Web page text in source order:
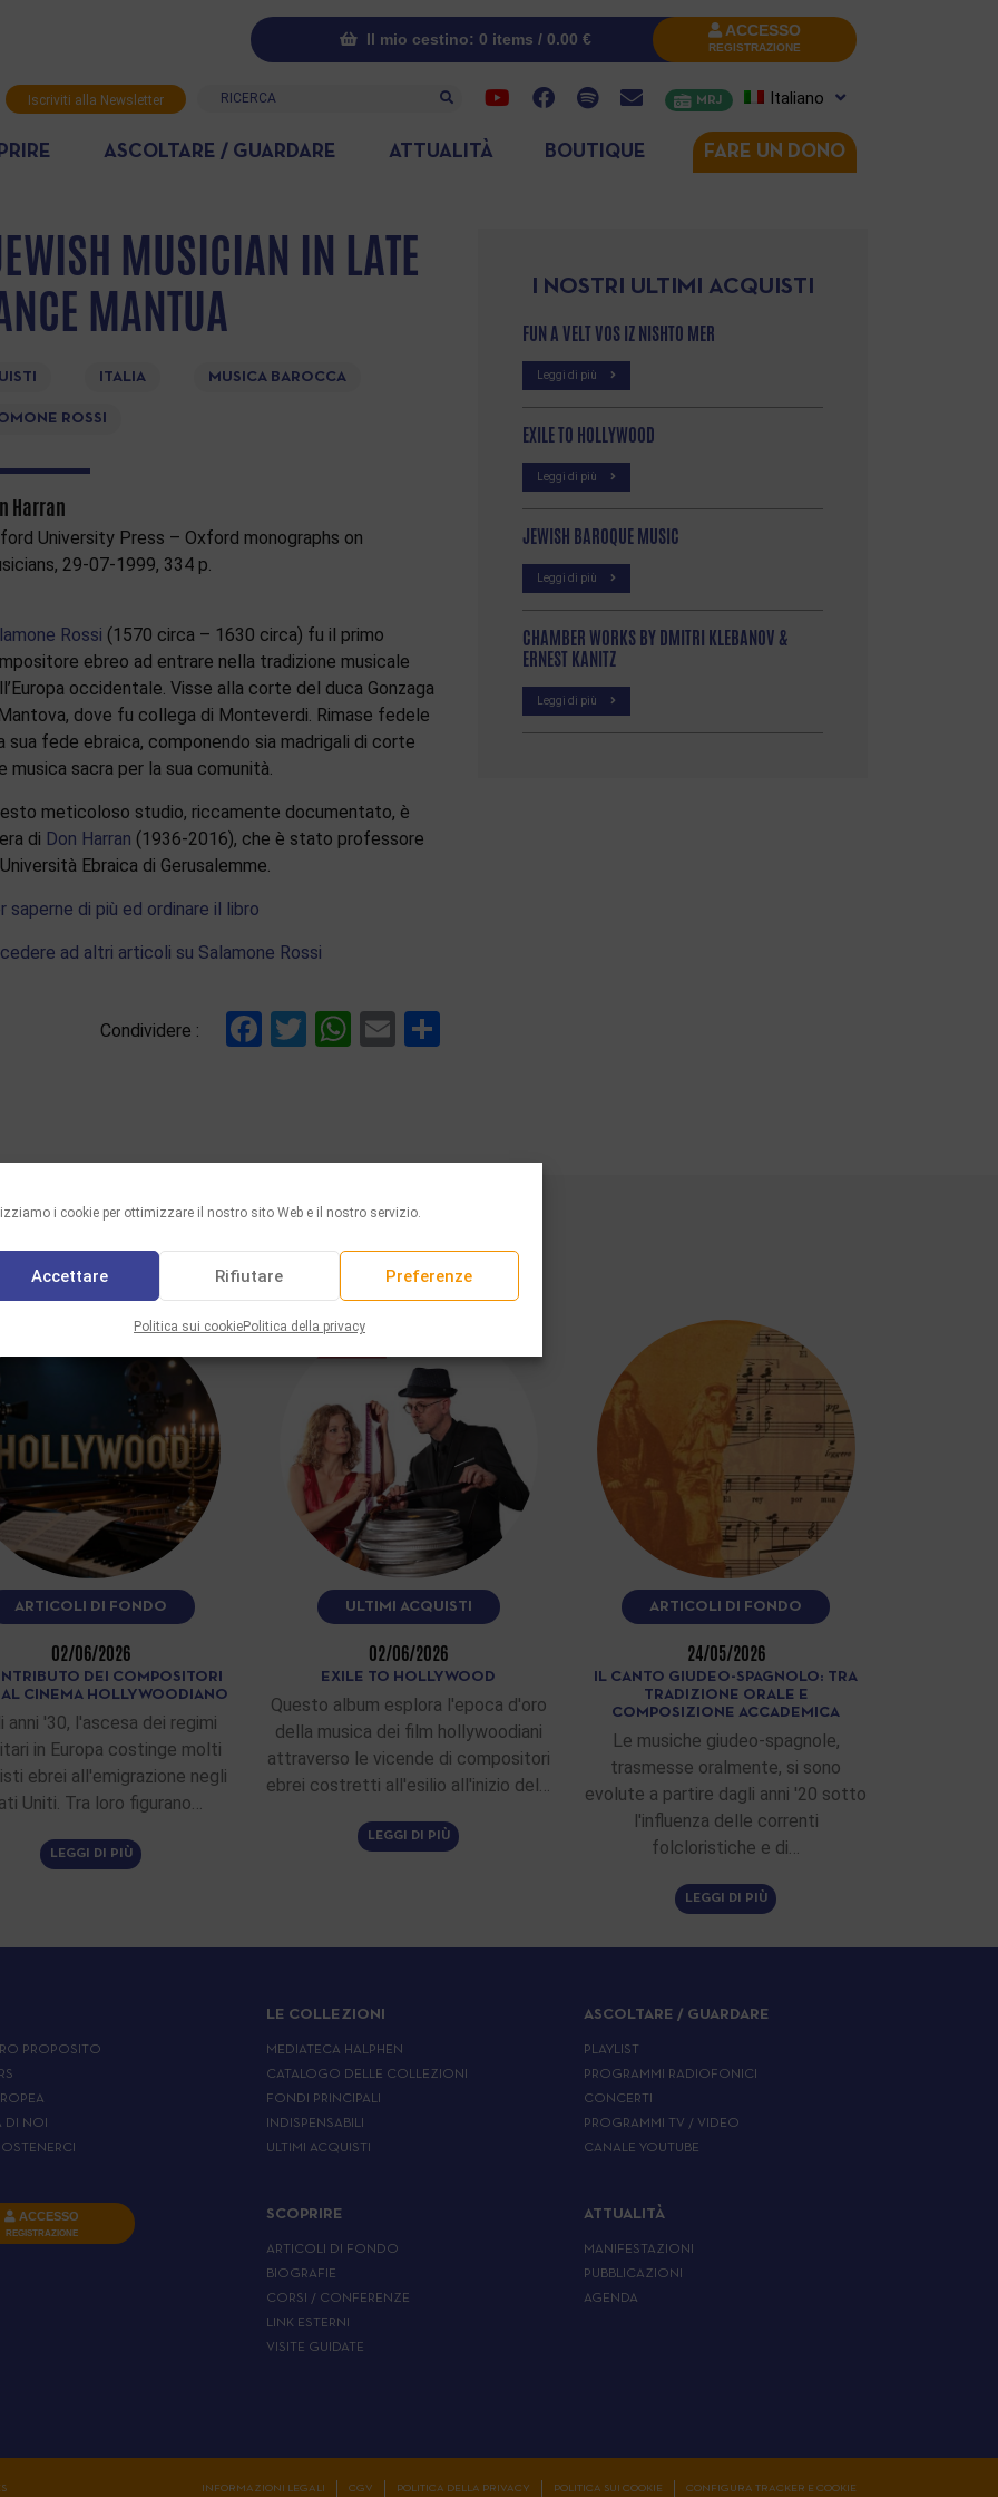
i cookie per ottimizzare il nostro sito Web e il nostro servizio.
Accettare Rifiutare Preferenze
Politica sui cookiePolitica della privacy
Il mio cestino: 0 items / 0.00 € ACCESSO
REGISTRAZIONE
Iscriviti alla Newsletter Ricerca MRJ Italiano
ASCOLTARE / GUARDARE ATTUALITÀ BOUTIQUE FARE UN DONO
MUSICIAN IN LATE
MANTUA
ITALIA MUSICA BAROCCA
ROSSI
Harran
University Press – Oxford monographs on
29-07-1999, 334 p.
Rossi (1570 circa – 1630 circa) fu il primo
ebreo ad entrare nella tradizione musicale
occidentale. Visse alla corte del duca Gonzaga
dove fu collega di Monteverdi. Rimase fedele
sua fede ebraica, componendo sia madrigali di corte
musica sacra per la sua comunità.
meticoloso studio, riccamente documentato, è
di Don Harran (1936-2016), che è stato professore
Ebraica di Gerusalemme.
saperne di più ed ordinare il libro
ad altri articoli su Salamone Rossi
Condividere : Facebook
Twitter
WhatsApp
Email
I NOSTRI ULTIMI ACQUISTI
FUN A VELT VOS IZ NISHTO MER
Leggi di più
EXILE TO HOLLYWOOD
Leggi di più
JEWISH BAROQUE MUSIC
Leggi di più
CHAMBER WORKS BY DMITRI KLEBANOV &
ERNEST KANITZ
Leggi di più
VI PIACERÀ ANCHE
ARTICOLI DI FONDO
02/06/2026
DEI COMPOSITORI
AL CINEMA HOLLYWOODIANO
anni '30, l'ascesa dei regimi
in Europa costinge molti
ebrei all'emigrazione negli
Uniti. Tra loro figurano…
LEGGI DI PIÙ
ULTIMI ACQUISTI
02/06/2026
EXILE TO HOLLYWOOD
Questo album esplora l'epoca d'oro
della musica dei film hollywoodiani
attraverso le vicende di compositori
ebrei costretti all'esilio all'inizio del…
LEGGI DI PIÙ
ARTICOLI DI FONDO
24/05/2026
IL CANTO GIUDEO-SPAGNOLO: TRA
TRADIZIONE ORALE E
COMPOSIZIONE ACCADEMICA
Le musiche giudeo-spagnole,
trasmesse oralmente, si sono
evolute a partire dagli anni '20 sotto
l'influenza delle correnti
folcloristiche e di…
LEGGI DI PIÙ
PROPOSITO
DI NOI
ACCESSO
REGISTRAZIONE
LE COLLEZIONI
MEDIATECA HALPHEN
CATALOGO DELLE COLLEZIONI
FONDI PRINCIPALI
INDISPENSABILI
ULTIMI ACQUISTI
SCOPRIRE
ARTICOLI DI FONDO
BIOGRAFIE
CORSI / CONFERENZE
LINK ESTERNI
VISITE GUIDATE
ASCOLTARE / GUARDARE
PLAYLIST
PROGRAMMI RADIOFONICI
CONCERTI
PROGRAMMI TV / VIDEO
CANALE YOUTUBE
ATTUALITÀ
MANIFESTAZIONI
PUBBLICAZIONI
AGENDA
INFORMAZIONI LEGALI CGV POLITICA DELLA PRIVACY POLITICA SUI COOKIE CONFIGURA TRACKER E COOKIE